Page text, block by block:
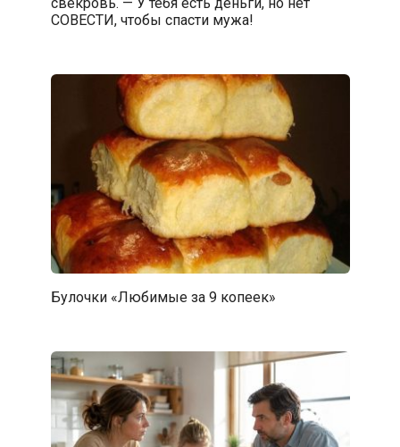
СОВЕСТИ, чтобы спасти мужа!
Булочки «Любимые за 9 копеек»